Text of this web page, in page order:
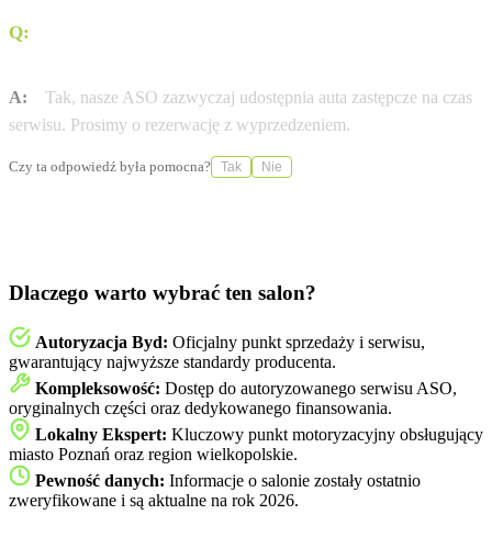
Q:
A:
Tak, nasze ASO zazwyczaj udostępnia auta zastępcze na czas
serwisu. Prosimy o rezerwację z wyprzedzeniem.
Czy ta odpowiedź była pomocna? Tak Nie
Dlaczego warto wybrać ten salon?
Autoryzacja Byd: Oficjalny punkt sprzedaży i serwisu,
gwarantujący najwyższe standardy producenta.
Kompleksowość: Dostęp do autoryzowanego serwisu ASO,
oryginalnych części oraz dedykowanego finansowania.
Lokalny Ekspert: Kluczowy punkt motoryzacyjny obsługujący
miasto Poznań oraz region wielkopolskie.
Pewność danych: Informacje o salonie zostały ostatnio
zweryfikowane i są aktualne na rok 2026.